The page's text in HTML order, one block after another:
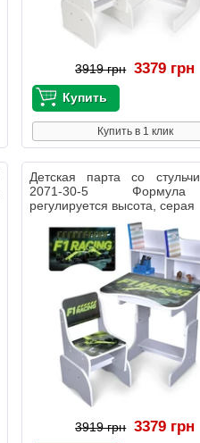
3919 грн 3379 грн
Купить в 1 клик
Детская парта со
2071-30-5
регулируется высота, серая
3919 грн 3379 грн